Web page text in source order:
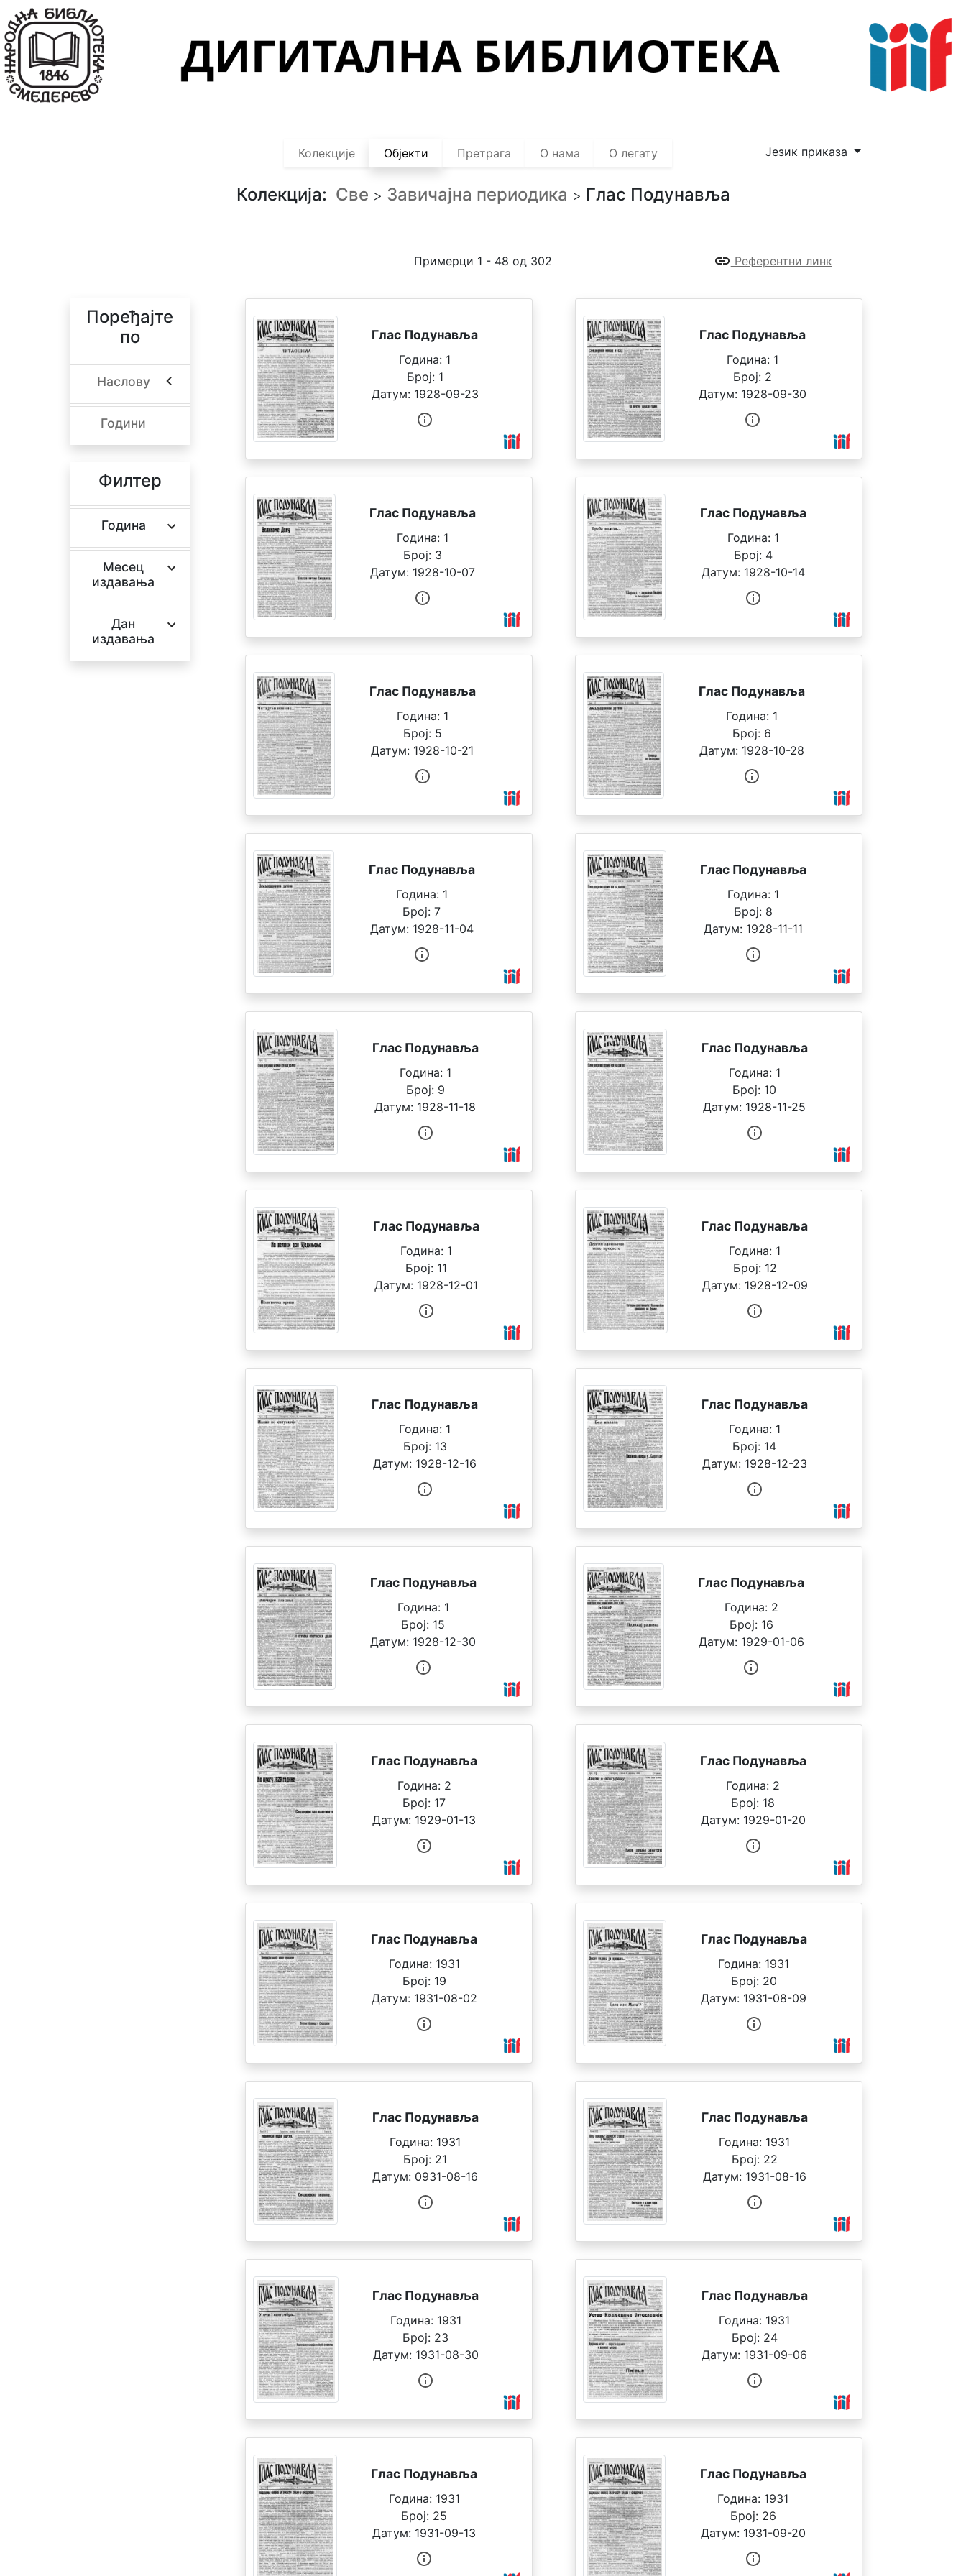
Навигација
Колекције
Објекти
Колекције Објекти Претрага О нама О легату Језик приказа
Колекција: Све > Завичајна периодика > Глас Подунавља
Примерци 1 - 48 од 302 Референтни линк
Поређајте
по
Наслову
Години
Филтер
Година
Месец
издавања
Дан
издавања
Глас Подунавља
Година: 1
Број: 1
Датум: 1928-09-23
Глас Подунавља
Година: 1
Број: 2
Датум: 1928-09-30
Глас Подунавља
Година: 1
Број: 3
Датум: 1928-10-07
Глас Подунавља
Година: 1
Број: 4
Датум: 1928-10-14
Глас Подунавља
Година: 1
Број: 5
Датум: 1928-10-21
Глас Подунавља
Година: 1
Број: 6
Датум: 1928-10-28
Глас Подунавља
Година: 1
Број:7
Датум: 1928-11-04
Глас Подунавља
Година: 1
Број: 8
Датум: 1928-11-11
Глас Подунавља
Година: 1
Број: 9
Датум: 1928-11-18
Глас Подунавља
Година: 1
Број: 10
Датум: 1928-11-25
Глас Подунавља
Година: 1
Број: 11
Датум: 1928-12-01
Глас Подунавља
Година: 1
Број: 12
Датум: 1928-12-09
Глас Подунавља
Година: 1
Број: 13
Датум: 1928-12-16
Глас Подунавља
Година: 1
Број: 14
Датум: 1928-12-23
Глас Подунавља
Година: 1
Број: 15
Датум: 1928-12-30
Глас Подунавља
Година: 2
Број: 16
Датум: 1929-01-06
Глас Подунавља
Година: 2
Број: 17
Датум: 1929-01-13
Глас Подунавља
Година: 2
Број: 18
Датум: 1929-01-20
Глас Подунавља
Година: 1931
Број: 19
Датум: 1931-08-02
Глас Подунавља
Година: 1931
Број: 20
Датум: 1931-08-09
Глас Подунавља
Година: 1931
Број: 21
Датум: 0931-08-16
Глас Подунавља
Година: 1931
Број: 22
Датум: 1931-08-16
Глас Подунавља
Година: 1931
Број: 23
Датум: 1931-08-30
Глас Подунавља
Година: 1931
Број: 24
Датум: 1931-09-06
Глас Подунавља
Година: 1931
Број: 25
Датум: 1931-09-13
Глас Подунавља
Година: 1931
Број: 26
Датум: 1931-09-20